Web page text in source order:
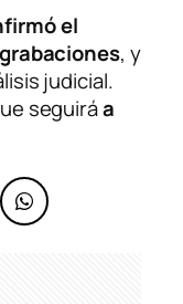
el
, y
judicial.
seguiráa